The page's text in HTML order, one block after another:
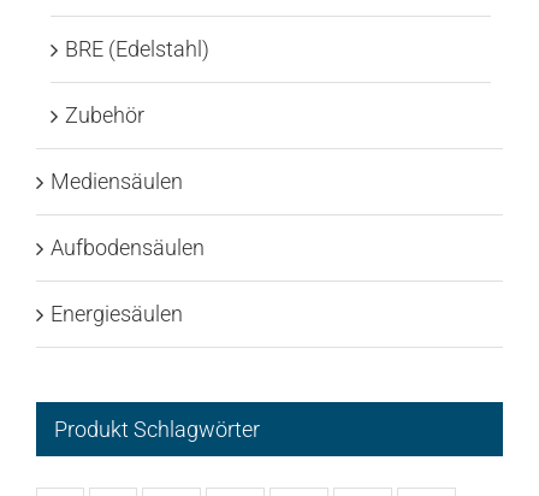
BRE (Edelstahl)
Zubehör
Mediensäulen
Aufbodensäulen
Energiesäulen
Produkt Schlagwörter